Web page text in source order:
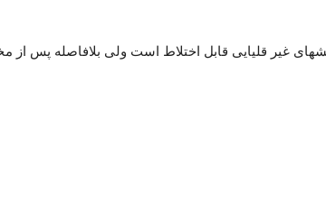
غیر قلیایی قابل اختلاط است ولی بلافاصله پس